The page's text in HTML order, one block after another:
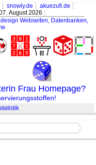
snowly.de
akuezufi.de
August 2026
Webseiten, Datenbanken,
Frau Homepage?
statistik